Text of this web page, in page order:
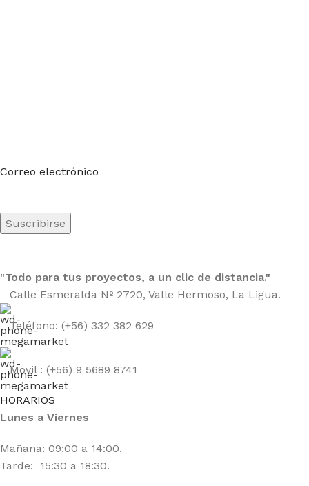
Correo electrónico
"Todo para tus proyectos, a un clic de distancia."
Calle Esmeralda Nº 2720, Valle Hermoso, La Ligua.
Teléfono: (+56) 332 382 629
Movil : (+56) 9 5689 8741
HORARIOS
Lunes a Viernes
Mañana: 09:00 a 14:00.
Tarde: 15:30 a 18:30.